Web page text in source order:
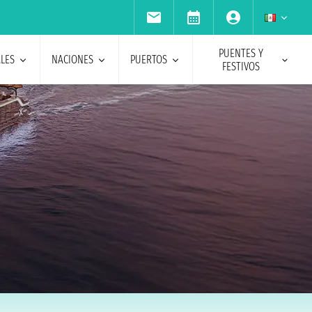
NACIONES PUERTOS
PUENTES Y
FESTIVOS